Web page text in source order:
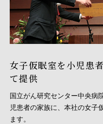
女子仮眠室を小児患
て提供
国立がん研究センター中央病
児患者の家族に、本社の女子
ます。